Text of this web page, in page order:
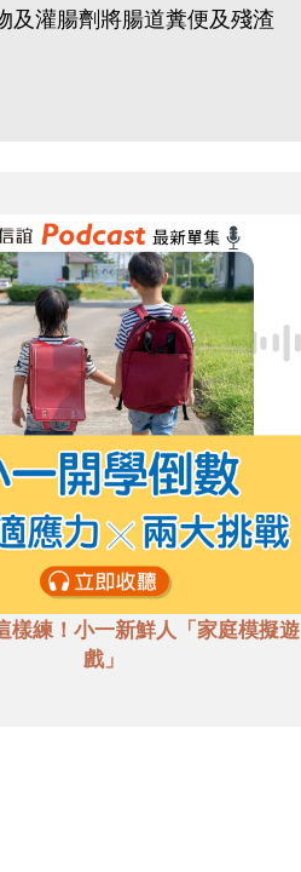
及灌腸劑將腸道糞便及殘渣
樣練！小一新鮮人「家庭模擬遊
戲」
生活及團體
助您陪伴
小教導主
生活與課